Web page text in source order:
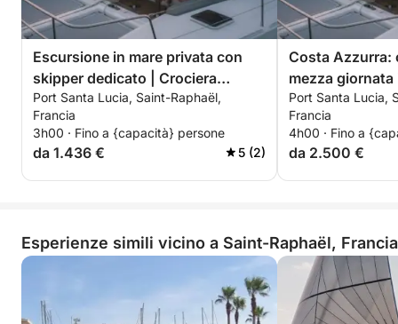
• Sport acquatici premium inclusi
• Buffet mediterraneo e bevande inclusi
• Esperienza completamente personalizzabile
Opzioni disponibili
• Decorazioni per addii al nubilato / compleanni /
eventi privati
• Fotografia con drone
✔️ Una giornata esclusiva e spensierata
✔️ Luoghi incontaminati lontano dalla folla
✔️ Un perfetto equilibrio tra lusso, divertimento e
Escursione in mare privata con
skipper dedicato | Crociera
premium al tramonto: Saint-
Raphaël, Estérel e Île d'Or
Port Santa Lucia, Saint-Raphaël,
Francia
3h00 · Fino a {capacità} persone
da 1.436 € 5 (2)
Costa Azzurra:
mezza
lusso a Saint-
pasti e sport
Port Santa Lucia,
Francia
4h00 · Fino a
da 2.500 €
Esperienze simili vicino a Saint-Raphaël, Francia